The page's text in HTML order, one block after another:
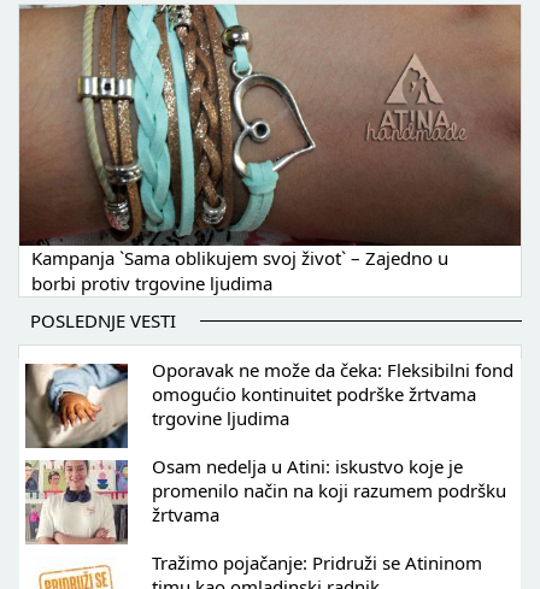
Kampanja `Sama oblikujem svoj život` – Zajedno u
borbi protiv trgovine ljudima
POSLEDNJE VESTI
Oporavak ne može da čeka: Fleksibilni fond
omogućio kontinuitet podrške žrtvama
trgovine ljudima
Osam nedelja u Atini: iskustvo koje je
promenilo način na koji razumem podršku
žrtvama
Tražimo pojačanje: Pridruži se Atininom